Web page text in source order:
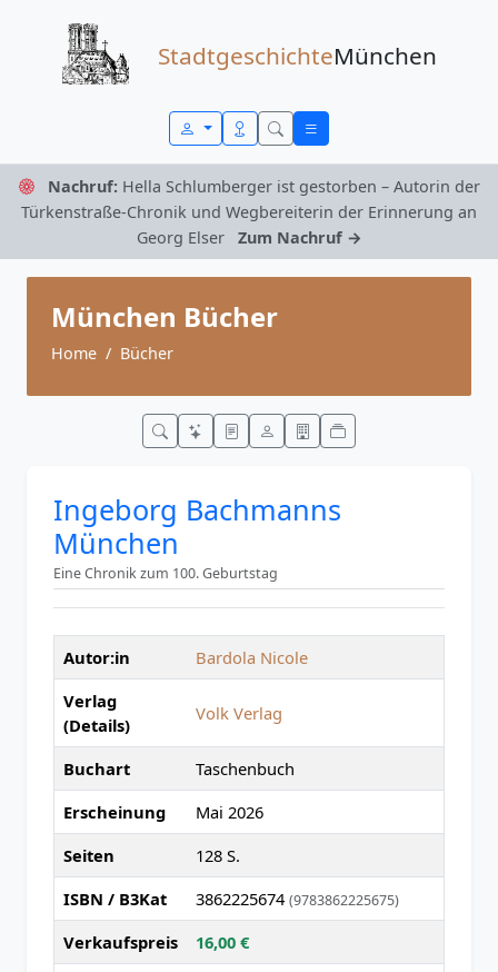
StadtgeschichteMünchen
Nachruf: Hella Schlumberger ist gestorben – Autorin der
Türkenstraße-Chronik und Wegbereiterin der Erinnerung an
Georg Elser
Zum Nachruf →
München Bücher
Home Bücher
Ingeborg Bachmanns
München
Eine Chronik zum 100. Geburtstag
Autor:in
Bardola Nicole
Verlag
(Details)
Volk Verlag
Buchart
Taschenbuch
Erscheinung
Mai 2026
Seiten
128 S.
ISBN / B3Kat
3862225674(9783862225675)
Verkaufspreis
16,00 €